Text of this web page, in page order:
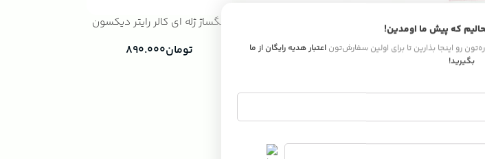
های اسپیدی
6
تومان۱.۳۴۰.۰۰۰
رنگساژ ژله ای کالر رایتر دیکسون
تومان۸۹۰.۰۰۰
که پیش ما اومدین!
رو اینجا بذارین تا برای اولین سفارش‌تون اعتبار هدیه رایگان از ما
بگیرید!